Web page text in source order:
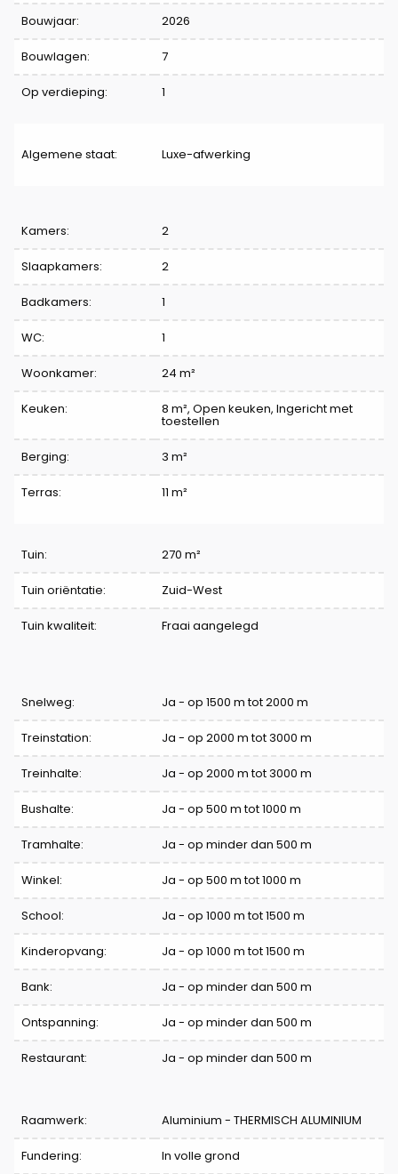
Bouwjaar: 2026
Bouwlagen: 7
Op verdieping: 1
Algemene staat: Luxe-afwerking
Indeling
Kamers: 2
Slaapkamers: 2
Badkamers: 1
WC: 1
Woonkamer: 24 m²
Keuken: 8 m², Open keuken, Ingericht met
toestellen
Berging: 3 m²
Terras: 11 m²
Tuin: 270 m²
Tuin oriëntatie: Zuid-West
Tuin kwaliteit: Fraai aangelegd
Comfort
Snelweg: Ja - op 1500 m tot 2000 m
Treinstation: Ja - op 2000 m tot 3000 m
Treinhalte: Ja - op 2000 m tot 3000 m
Bushalte: Ja - op 500 m tot 1000 m
Tramhalte: Ja - op minder dan 500 m
Winkel: Ja - op 500 m tot 1000 m
School: Ja - op 1000 m tot 1500 m
Kinderopvang: Ja - op 1000 m tot 1500 m
Bank: Ja - op minder dan 500 m
Ontspanning: Ja - op minder dan 500 m
Restaurant: Ja - op minder dan 500 m
Raamwerk: Aluminium - THERMISCH ALUMINIUM
Fundering: In volle grond